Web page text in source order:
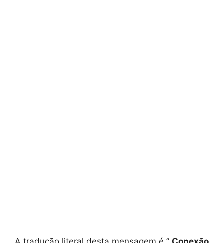
A tradução literal desta mensagem é ” Conexão